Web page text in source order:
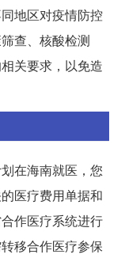
地区对疫情防控
查、核酸检测
关要求，以免造
在海南就医，您
医疗费用单据和
作医疗系统进行
移合作医疗参保